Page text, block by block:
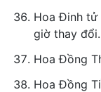
Hoa Ðinh tử
giờ thay đổi.
Hoa Đồng
Hoa Đồng